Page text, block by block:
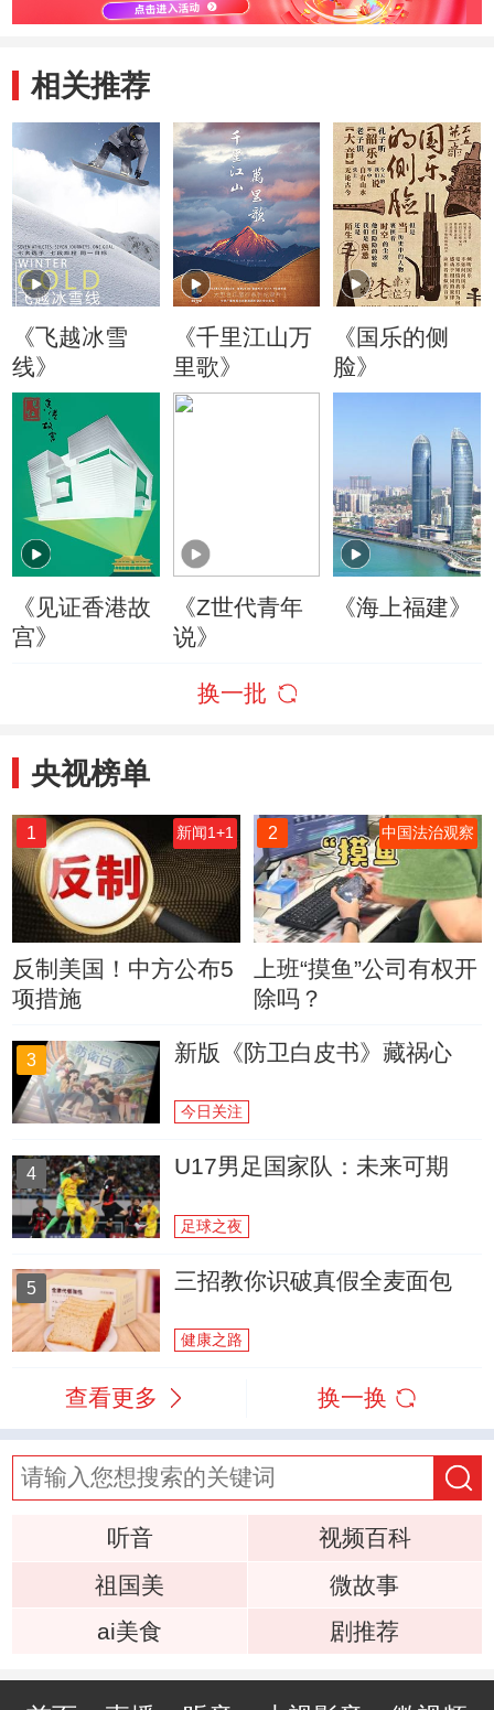
相关推荐
《飞越冰雪
线》
《千里江山万
里歌》
《国乐的侧
脸》
《见证香港故
宫》
《Z世代青年
说》
《海上福建》
换一批
央视榜单
1 新闻1+1
反制美国！中方公布5
项措施
2 中国法治观察
上班“摸鱼”公司有权开
除吗？
3 新版《防卫白皮书》藏祸心
今日关注
4 U17男足国家队：未来可期
足球之夜
5 三招教你识破真假全麦面包
健康之路
查看更多 换一换
听音
视频百科
祖国美
微故事
ai美食
剧推荐